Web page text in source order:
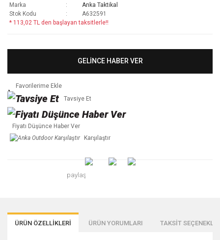
Marka
Anka Taktikal
Stok Kodu
A632591
* 113,02 TL den başlayan taksitlerle!!
GELİNCE HABER VER
Tavsiye Et
Fiyatı Düşünce Haber Ver
Karşılaştır
paylaş
ÜRÜN ÖZELLİKLERİ ÜRÜN YORUMLARI TAKSİT